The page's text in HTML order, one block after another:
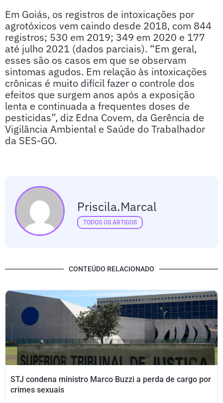
Em Goiás, os registros de intoxicações por
agrotóxicos vem caindo desde 2018, com 844
registros; 530 em 2019; 349 em 2020 e 177
até julho 2021 (dados parciais). “Em geral,
esses são os casos em que se observam
sintomas agudos. Em relação às intoxicações
crônicas é muito difícil fazer o controle dos
efeitos que surgem anos após a exposição
lenta e continuada a frequentes doses de
pesticidas”, diz Edna Covem, da Gerência de
Vigilância Ambiental e Saúde do Trabalhador
da SES-GO.
Priscila.marcal
TODOS OS ARTIGOS
CONTEÚDO RELACIONADO
STJ condena ministro Marco Buzzi a perda de cargo por
crimes sexuais